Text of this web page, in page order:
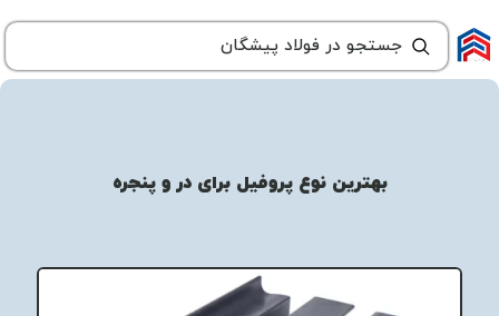
بهترین نوع پروفیل برای در و پنجره